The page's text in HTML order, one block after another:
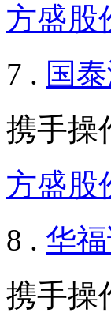
方盛股
7 . 国
携手操
方盛股
8 . 华
携手操